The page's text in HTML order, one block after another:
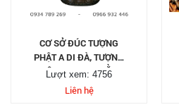
CƠ SỞ ĐÚC TƯỢNG
PHẬT A DI ĐÀ, TƯỢNG
PHẬT DƯỢC SƯ BẰNG
ĐỒNG
Lượt xem: 4756
Liên hệ